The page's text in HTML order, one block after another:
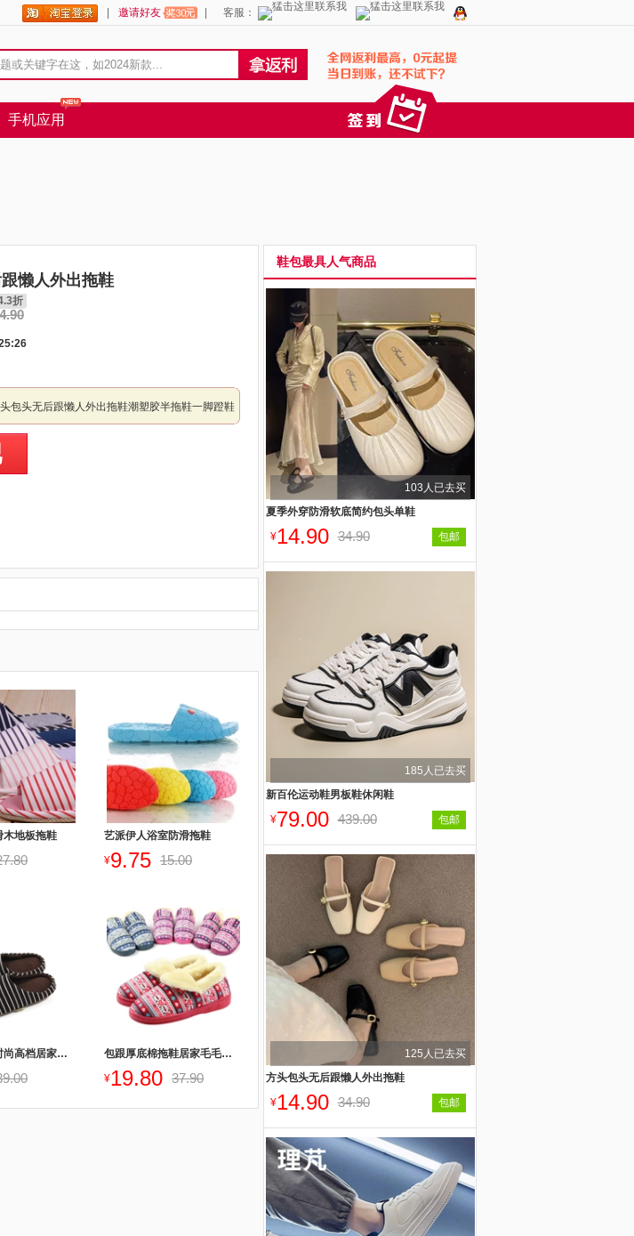
邀请好友 客服：
手机应用
懒人外出拖鞋
折
包头无后跟懒人外出拖鞋潮塑胶半拖鞋一脚蹬鞋
木地板拖鞋
艺派伊人浴室防滑拖鞋
¥9.75 15.00
菲罗菈男款时尚高档居家拖鞋
包跟厚底棉拖鞋居家毛毛棉鞋
¥19.80 37.90
鞋包最具人气商品
夏季外穿防滑软底简约包头单鞋
¥14.90 34.90 包邮
103人已去买
新百伦运动鞋男板鞋休闲鞋
¥79.00 439.00 包邮
185人已去买
方头包头无后跟懒人外出拖鞋
¥14.90 34.90 包邮
125人已去买